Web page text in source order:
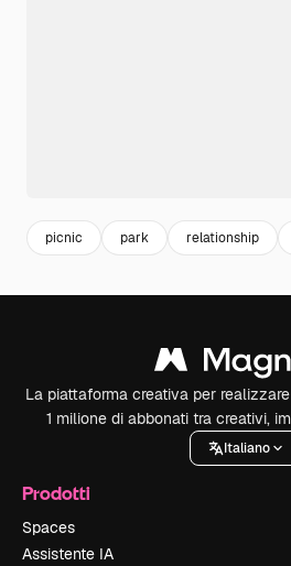
picnic park relationship
La piattaforma creativa per
1 milione di abbonati tra creativi,
Italiano
Prodotti
Spaces
Assistente IA